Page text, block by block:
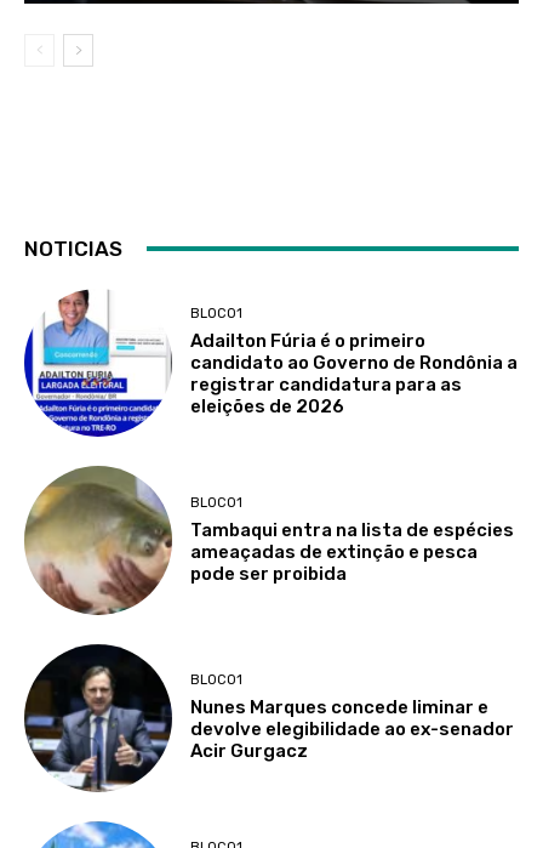
NOTICIAS
BLOCO1
Adailton Fúria é o primeiro
candidato ao Governo de Rondônia a
registrar candidatura para as
eleições de 2026
BLOCO1
Tambaqui entra na lista de espécies
ameaçadas de extinção e pesca
pode ser proibida
BLOCO1
Nunes Marques concede liminar e
devolve elegibilidade ao ex-senador
Acir Gurgacz